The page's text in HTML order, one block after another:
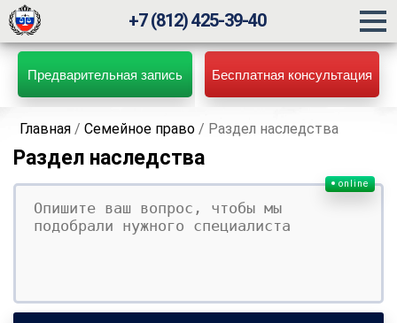
Предварительная запись Бесплатная консультация
+7 (812) 425-39-40
Главная /Семейное право / Раздел наследства
Раздел наследства
Ваш вопрос
Ваше имя
Ваши контакты
online